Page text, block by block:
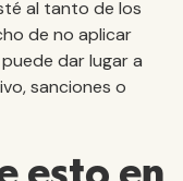
al tanto de los
de no aplicar
dar lugar a
sanciones o